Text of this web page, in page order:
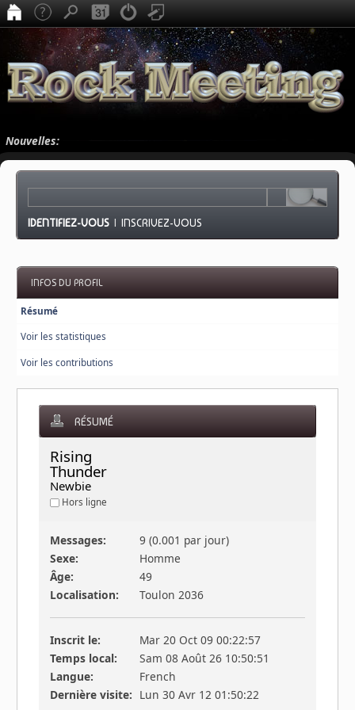
Nouvelles:
IDENTIFIEZ-VOUS |INSCRIVEZ-VOUS
INFOS DU PROFIL
Résumé
Voir les statistiques
Voir les contributions
RÉSUMÉ
Rising
Thunder
Newbie
Hors ligne
Messages:
9 (0.001 par jour)
Sexe:
Homme
Âge:
49
Localisation:
Toulon 2036
Inscrit le:
Mar 20 Oct 09 00:22:57
Temps local:
Sam 08 Août 26 10:50:51
Langue:
French
Dernière visite: Lun 30 Avr 12 01:50:22